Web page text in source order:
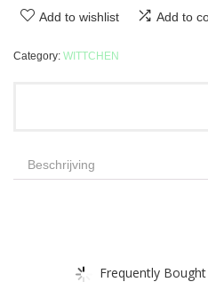
Add to wishlist Add to
Category: WITTCHEN
Beschrijving
Frequently